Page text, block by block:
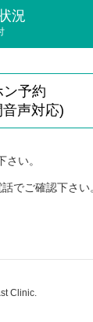
況
予約
声対応)
い。
でご確認下さい
Clinic.